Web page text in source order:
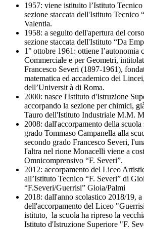
1957: viene istituito l’Istituto
sezione staccata dell'Istituto
Valentia.
1958: a seguito dell'apertura del
sezione staccata dell'Istituto “Da
1° ottobre 1961: ottiene l’autonomia
Commerciale e per Geometri,
Francesco Severi (1897-1961),
matematica ed accademico dei
dell’Universit à di Roma.
2000: nasce l'Istituto d'Istruzione
accorpando la sezione per chimici,
Tauro dell'Istituto Industriale M.M.
2008: dall'accorpamento della
grado Tommaso Campanella alla
secondo grado Francesco Severi,
l'altra nel rione Monacelli viene a
Omnicomprensivo “F. Severi”.
2012: accorpamento del Liceo
all’Istituto Tecnico “F. Severi” di
“F.Severi/Guerrisi” Gioia/Palmi
2018: dall'anno scolastico 2018/19, a
dell'accorpamento del Liceo
istituto, la scuola ha ripreso la
Istituto d'Istruzione Superiore "F.